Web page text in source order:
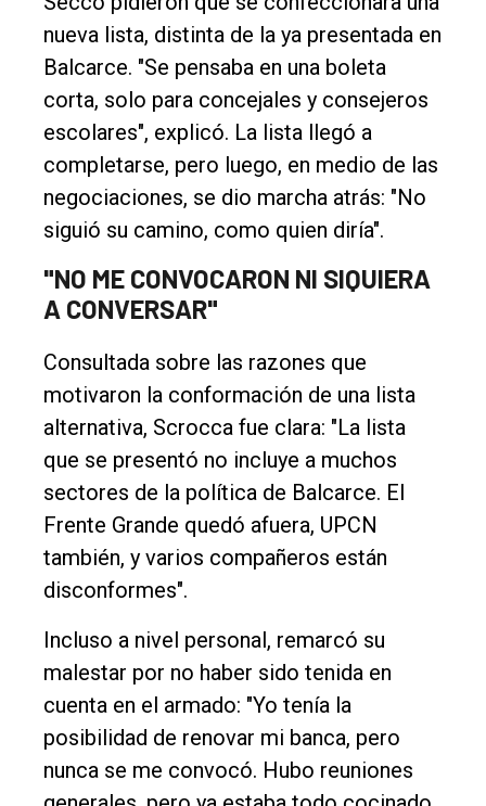
nueva lista, distinta de la ya presentada en
Balcarce. "Se pensaba en una boleta
corta, solo para concejales y consejeros
escolares", explicó. La lista llegó a
completarse, pero luego, en medio de las
negociaciones, se dio marcha atrás: "No
siguió su camino, como quien diría".
"NO ME CONVOCARON NI SIQUIERA
A CONVERSAR"
Consultada sobre las razones que
motivaron la conformación de una lista
alternativa, Scrocca fue clara: "La lista
que se presentó no incluye a muchos
sectores de la política de Balcarce. El
Frente Grande quedó afuera, UPCN
también, y varios compañeros están
disconformes".
Incluso a nivel personal, remarcó su
malestar por no haber sido tenida en
cuenta en el armado: "Yo tenía la
posibilidad de renovar mi banca, pero
nunca se me convocó. Hubo reuniones